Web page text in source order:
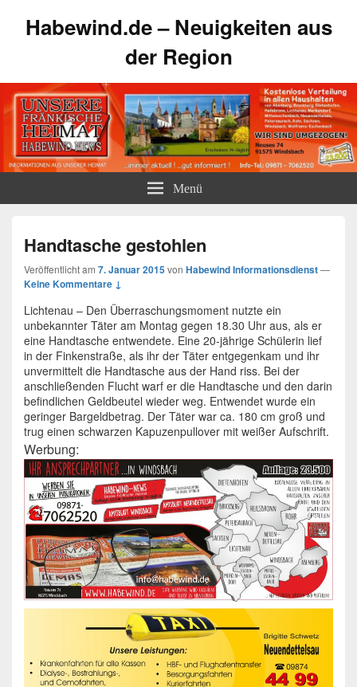
Habewind.de – Neuigkeiten aus
der Region
Menü
Handtasche gestohlen
Veröffentlicht am 7. Januar 2015von Habewind Informationsdienst—
Keine Kommentare ↓
Lichtenau – Den Überraschungsmoment nutzte ein
unbekannter Täter am Montag gegen 18.30 Uhr aus, als er
eine Handtasche entwendete. Eine 20-jährige Schülerin lief
in der Finkenstraße, als ihr der Täter entgegenkam und ihr
unvermittelt die Handtasche aus der Hand riss. Bei der
anschließenden Flucht warf er die Handtasche und den darin
befindlichen Geldbeutel wieder weg. Entwendet wurde ein
geringer Bargeldbetrag. Der Täter war ca. 180 cm groß und
trug einen schwarzen Kapuzenpullover mit weißer Aufschrift.
Werbung: